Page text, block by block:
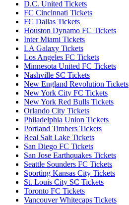
D.C. United Tickets
FC Cincinnati Tickets
FC Dallas Tickets
Houston Dynamo FC Tickets
Inter Miami Tickets
LA Galaxy Tickets
Los Angeles FC Tickets
Minnesota United FC Tickets
Nashville SC Tickets
New England Revolution Tickets
New York City FC Tickets
New York Red Bulls Tickets
Orlando City Tickets
Philadelphia Union Tickets
Portland Timbers Tickets
Real Salt Lake Tickets
San Diego FC Tickets
San Jose Earthquakes Tickets
Seattle Sounders FC Tickets
Sporting Kansas City Tickets
St. Louis City SC Tickets
Toronto FC Tickets
Vancouver Whitecaps Tickets